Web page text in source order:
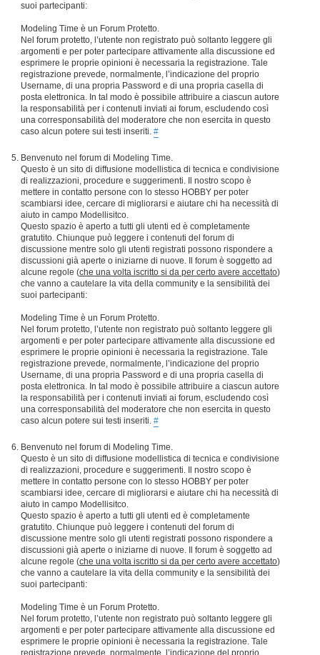
suoi partecipanti:
Modeling Time è un Forum Protetto.
Nel forum protetto, l’utente non registrato può soltanto leggere gli
argomenti e per poter partecipare attivamente alla discussione ed
esprimere le proprie opinioni è necessaria la registrazione. Tale
registrazione prevede, normalmente, l’indicazione del proprio
Username, di una propria Password e di una propria casella di
posta elettronica. In tal modo è possibile attribuire a ciascun autore
la responsabilità per i contenuti inviati ai forum, escludendo così
una corresponsabilità del moderatore che non esercita in questo
caso alcun potere sui testi inseriti. #
Benvenuto nel forum di Modeling Time.
Questo è un sito di diffusione modellistica di tecnica e condivisione
di realizzazioni, procedure e suggerimenti. Il nostro scopo è
mettere in contatto persone con lo stesso HOBBY per poter
scambiarsi idee, cercare di migliorarsi e aiutare chi ha necessità di
aiuto in campo Modellisitco.
Questo spazio è aperto a tutti gli utenti ed è completamente
gratutito. Chiunque può leggere i contenuti del forum di
discussione mentre solo gli utenti registrati possono rispondere a
discussioni già aperte o iniziarne di nuove. Il forum è soggetto ad
alcune regole (che una volta iscritto si da per certo avere accettato)
che vanno a cautelare la vita della community e la sensibilità dei
suoi partecipanti:
Modeling Time è un Forum Protetto.
Nel forum protetto, l’utente non registrato può soltanto leggere gli
argomenti e per poter partecipare attivamente alla discussione ed
esprimere le proprie opinioni è necessaria la registrazione. Tale
registrazione prevede, normalmente, l’indicazione del proprio
Username, di una propria Password e di una propria casella di
posta elettronica. In tal modo è possibile attribuire a ciascun autore
la responsabilità per i contenuti inviati ai forum, escludendo così
una corresponsabilità del moderatore che non esercita in questo
caso alcun potere sui testi inseriti. #
Benvenuto nel forum di Modeling Time.
Questo è un sito di diffusione modellistica di tecnica e condivisione
di realizzazioni, procedure e suggerimenti. Il nostro scopo è
mettere in contatto persone con lo stesso HOBBY per poter
scambiarsi idee, cercare di migliorarsi e aiutare chi ha necessità di
aiuto in campo Modellisitco.
Questo spazio è aperto a tutti gli utenti ed è completamente
gratutito. Chiunque può leggere i contenuti del forum di
discussione mentre solo gli utenti registrati possono rispondere a
discussioni già aperte o iniziarne di nuove. Il forum è soggetto ad
alcune regole (che una volta iscritto si da per certo avere accettato)
che vanno a cautelare la vita della community e la sensibilità dei
suoi partecipanti:
Modeling Time è un Forum Protetto.
Nel forum protetto, l’utente non registrato può soltanto leggere gli
argomenti e per poter partecipare attivamente alla discussione ed
esprimere le proprie opinioni è necessaria la registrazione. Tale
registrazione prevede, normalmente, l’indicazione del proprio